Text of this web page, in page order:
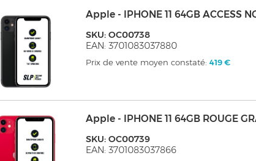
Apple - IPHONE 11 64GB ACCESS
SKU: OC00738
EAN: 3701083037880
Prix de vente moyen constaté:419 €
Apple - IPHONE 11 64GB ROUGE
SKU: OC00739
EAN: 3701083037866